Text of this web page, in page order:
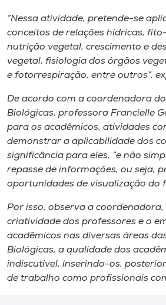
Selecione
o idioma
“Nessa atividade, pretende-se
conceitos de relações hídricas,
nutrição vegetal, crescimento e
vegetal, fisiologia dos órgãos
e fotorrespiração, entre outros”,
De acordo com a coordenadora
Biológicas, professora Francielle
para os acadêmicos, atividades
demonstrar a aplicabilidade dos
significância para eles, “e não
repasse de informações, ou seja,
oportunidades de visualização do
Por isso, observa a
criatividade dos professores e o
acadêmicos nas diversas áreas
Biológicas, a qualidade dos
indiscutível, inserindo-os,
de trabalho como profissionais